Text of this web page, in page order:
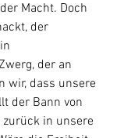
Macht. Doch
der
der an
wir, dass unsere
der Bann von
in unsere